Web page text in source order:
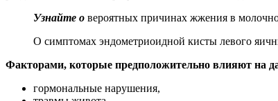
Узнайте о вероятных причинах жжения в
О симптомах эндометриоидной кисты левого
Факторами, которые предположительно влияют на
гормональные нарушения,